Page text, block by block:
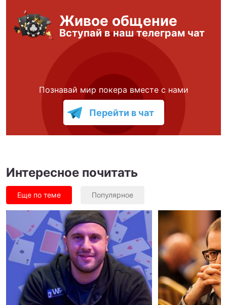
Живое общение
Вступай в наш телеграм чат
Познавай мир покера вместе с нами
Перейти в чат
Интересное почитать
Еще по теме Популярное